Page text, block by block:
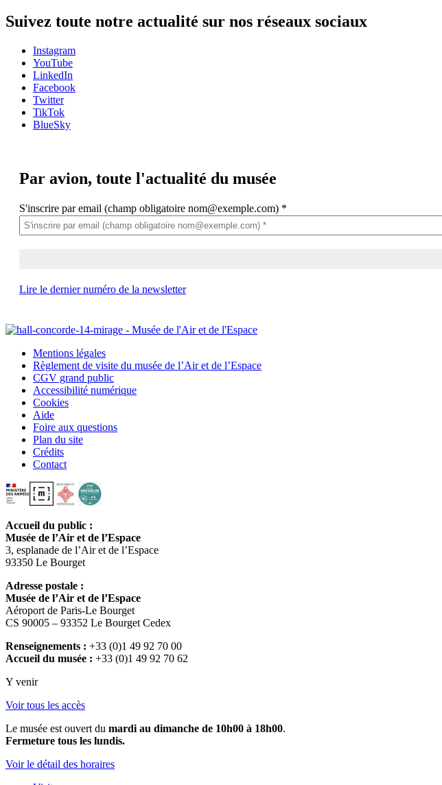
Suivez toute notre actualité sur nos réseaux sociaux
Instagram
YouTube
LinkedIn
Facebook
Twitter
TikTok
BlueSky
Par avion, toute l'actualité du musée
S'inscrire par email (champ obligatoire nom@exemple.com) *
Lire le dernier numéro de la newsletter
Mentions légales
Règlement de visite du musée de l’Air et de l’Espace
CGV grand public
Accessibilité numérique
Cookies
Aide
Foire aux questions
Plan du site
Crédits
Contact
Accueil du public :
Musée de l’Air et de l’Espace
3, esplanade de l’Air et de l’Espace
93350 Le Bourget
Adresse postale :
Musée de l’Air et de l’Espace
Aéroport de Paris-Le Bourget
CS 90005 – 93352 Le Bourget Cedex
Renseignements : +33 (0)1 49 92 70 00
Accueil du musée : +33 (0)1 49 92 70 62
Y venir
Voir tous les accès
Le musée est ouvert du mardi au dimanche de 10h00 à 18h00.
Fermeture tous les lundis.
Voir le détail des horaires